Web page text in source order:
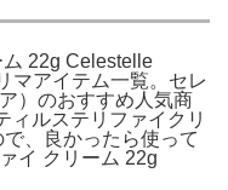
22g Celestelle
マアイテム一覧。セレ
）のおすすめ人気商
ィルステリファイクリ
、良かったら使って
イ クリーム 22g